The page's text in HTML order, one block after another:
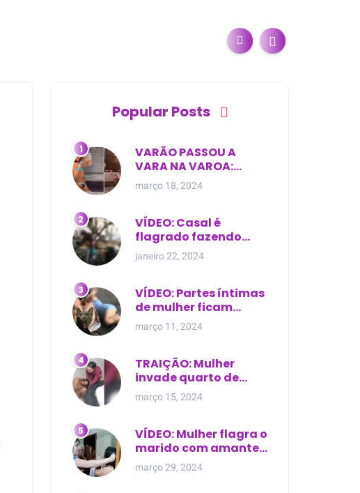
Popular Posts
VARÃO PASSOU A
VARA NA VAROA:
Esposa de pregador
evangélico descobre
extra-conjugal
março 18, 2024
VÍDEO: Casal é
flagrado fazendo
sexo dentro de
cemitério, em cima de
janeiro 22, 2024
VÍDEO: Partes íntimas
de mulher ficam
expostas durante
briga em Manaus
março 11, 2024
TRAIÇÃO: Mulher
invade quarto de
motel e encontra o
marido com outra na
março 15, 2024
VÍDEO: Mulher flagra o
marido com amante
dentro da própria
residência
março 29, 2024